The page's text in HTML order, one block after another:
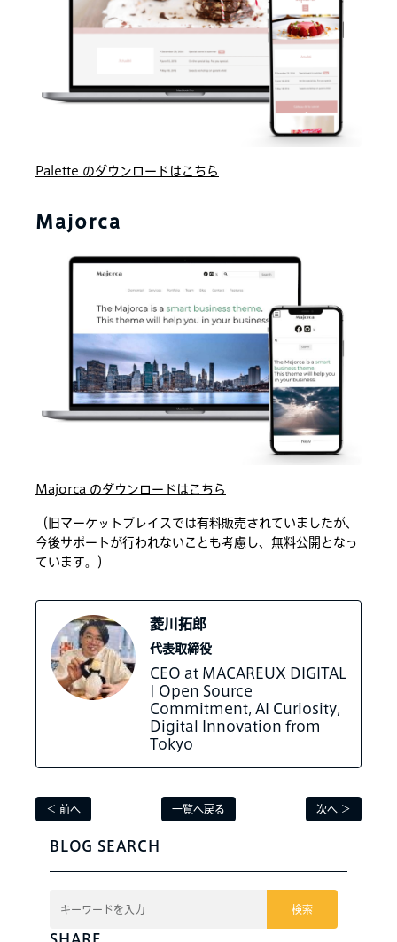
Palette のダウンロードはこちら
Majorca
Majorca のダウンロードはこちら
（旧マーケットプレイスでは有料販売されていましたが、
今後サポートが行われないことも考慮し、無料公開となっ
ています。）
菱川拓郎
代表取締役
CEO at MACAREUX DIGITAL
| Open Source
Commitment, AI Curiosity,
Digital Innovation from
Tokyo
＜ 前へ 一覧へ戻る 次へ ＞
BLOG SEARCH
検索